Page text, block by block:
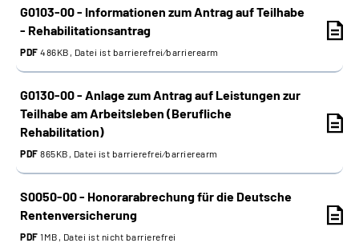
Oldenburg-Bremen
Bayern Süd
Rheinland-Pfalz
G0103-00 - Informationen zum Antrag auf Teilhabe
- Rehabilitationsantrag
PDF 486KB, Datei ist barrierefrei⁄barrierearm
G0130-00 - Anlage zum Antrag auf Leistungen zur
Teilhabe am Arbeitsleben (Berufliche
Rehabilitation)
PDF 865KB, Datei ist barrierefrei⁄barrierearm
S0050-00 - Honorarabrechung für die Deutsche
Rentenversicherung
PDF 1MB, Datei ist nicht barrierefrei